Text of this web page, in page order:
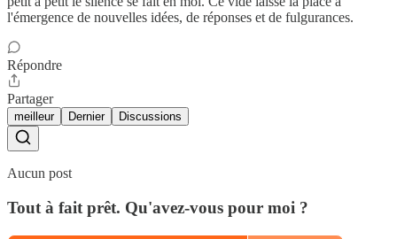
l'émergence de nouvelles idées, de réponses et de fulgurances.
Répondre
Partager
meilleur Dernier Discussions
Aucun post
Tout à fait prêt. Qu'avez-vous pour moi ?